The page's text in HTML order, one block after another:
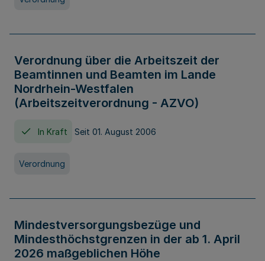
Verordnung über die Arbeitszeit der
Beamtinnen und Beamten im Lande
Nordrhein-Westfalen
(Arbeitszeitverordnung - AZVO)
In Kraft Seit 01. August 2006
Verordnung
Mindestversorgungsbezüge und
Mindesthöchstgrenzen in der ab 1. April
2026 maßgeblichen Höhe